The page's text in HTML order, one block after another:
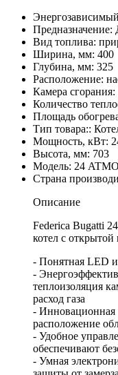
Вид топлива:
Ширина, мм: 400
Глубина, мм: 325
Расположение:
Камера
Количество
Площадь
Тип товара::
Мощность, кВт:
Высота, мм: 703
Модель: 24
Страна
Описание
Federica Bugatti
котел с открытой
- Понятная LED
-
теплоизоляция
расход газа
- Инновационная
расположение
- Удобное
обеспечивают
- Умная